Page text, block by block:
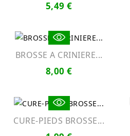
5,49 €
BROSSE A CRINIERE...
8,00 €
CURE-PIEDS BROSSE...